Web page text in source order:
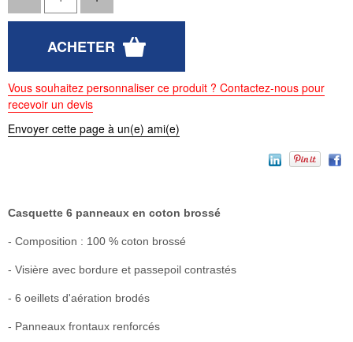
Vous souhaitez personnaliser ce produit ? Contactez-nous pour
recevoir un devis
Envoyer cette page à un(e) ami(e)
Casquette 6 panneaux en coton brossé
- Composition : 100 % coton brossé
- Visière avec bordure et passepoil contrastés
- 6 oeillets d'aération brodés
- Panneaux frontaux renforcés